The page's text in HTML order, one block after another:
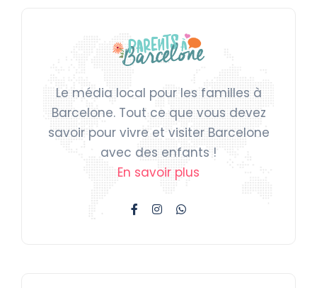
Le média local pour les familles à
Barcelone. Tout ce que vous devez
savoir pour vivre et visiter Barcelone
avec des enfants !
En savoir plus